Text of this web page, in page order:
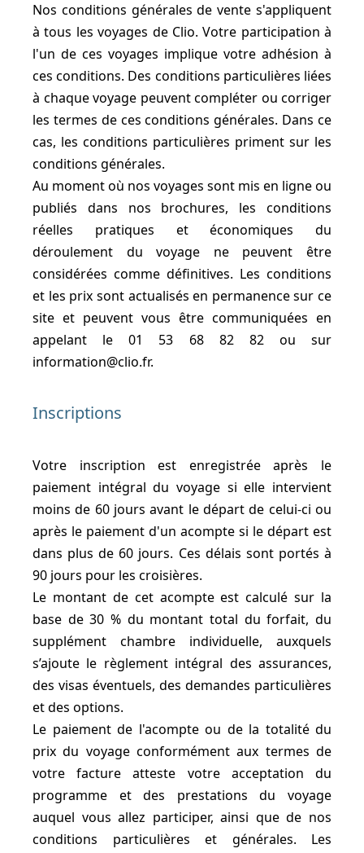
Nos conditions générales de vente s'appliquent
à tous les voyages de Clio. Votre participation à
l'un de ces voyages implique votre adhésion à
ces conditions. Des conditions particulières liées
à chaque voyage peuvent compléter ou corriger
les termes de ces conditions générales. Dans ce
cas, les conditions particulières priment sur les
conditions générales.
Au moment où nos voyages sont mis en ligne ou
publiés dans nos brochures, les conditions
réelles pratiques et économiques du
déroulement du voyage ne peuvent être
considérées comme définitives. Les conditions
et les prix sont actualisés en permanence sur ce
site et peuvent vous être communiquées en
appelant le 01 53 68 82 82 ou sur
information@clio.fr.
Inscriptions
Votre inscription est enregistrée après le
paiement intégral du voyage si elle intervient
moins de 60 jours avant le départ de celui-ci ou
après le paiement d'un acompte si le départ est
dans plus de 60 jours. Ces délais sont portés à
90 jours pour les croisières.
Le montant de cet acompte est calculé sur la
base de 30 % du montant total du forfait, du
supplément chambre individuelle, auxquels
s’ajoute le règlement intégral des assurances,
des visas éventuels, des demandes particulières
et des options.
Le paiement de l'acompte ou de la totalité du
prix du voyage conformément aux termes de
votre facture atteste votre acceptation du
programme et des prestations du voyage
auquel vous allez participer, ainsi que de nos
conditions particulières et générales. Les